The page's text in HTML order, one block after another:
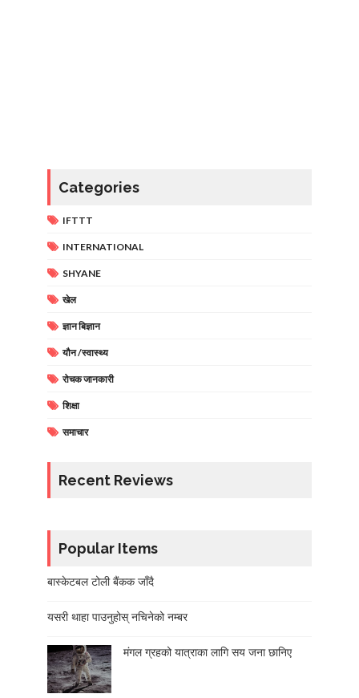
Categories
IFTTT
INTERNATIONAL
SHYANE
खेल
ज्ञान बिज्ञान
यौन /स्वास्थ्य
रोचक जानकारी
शिक्षा
समाचार
Recent Reviews
Popular Items
बास्केटबल टोली बैंकक जाँदै
यसरी थाहा पाउनुहोस् नचिनेको नम्बर
मंगल ग्रहको यात्राका लागि सय जना छानिए